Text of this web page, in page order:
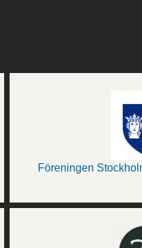
Föreningen